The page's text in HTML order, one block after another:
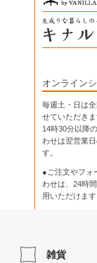
オンライン
毎週土・日は
せていただき
14時30分以降
わせは翌営業
す。
●ご注文やフォ
わせは、 24時
用いただけます
雑貨